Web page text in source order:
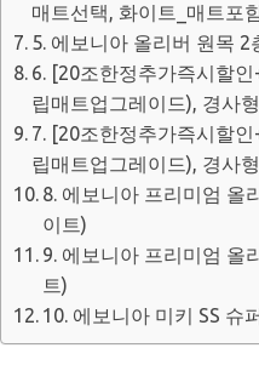
매트선택, 화이트_매트포
5. 에보니아 올리버 원목
6. [20조한정추가즉시할
립매트업그레이드), 경사
7. [20조한정추가즉시할
립매트업그레이드), 경사
8. 에보니아 프리미엄 올
이트)
9. 에보니아 프리미엄 올
트)
10. 에보니아 미키 SS 슈